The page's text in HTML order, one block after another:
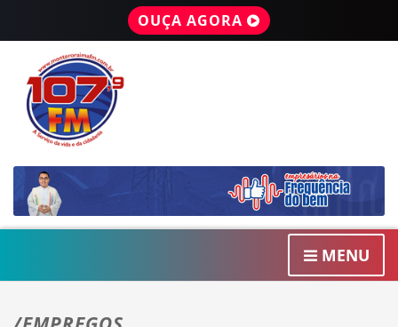
OUÇA AGORA
MENU